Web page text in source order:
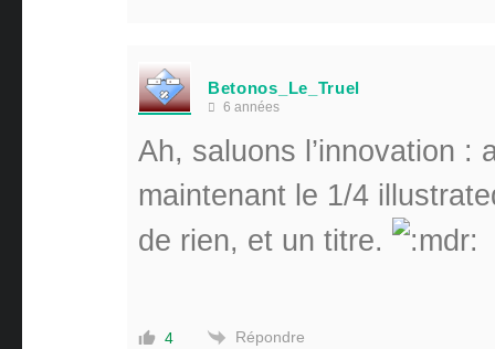
Betonos_Le_Truel
6 années
Ah, saluons l’innovation :
maintenant le 1/4
de rien, et un titre.
4 Répondre